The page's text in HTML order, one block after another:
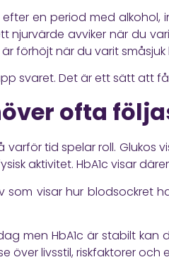
en period med alkohol,
njurvärde avviker när du
förhöjt när du varit
svaret. Det är ett sätt att
ofta
varför tid spelar roll.
aktivitet. HbA1c visar
som visar hur blodsockret
men HbA1c är stabilt
över livsstil, riskfaktorer och